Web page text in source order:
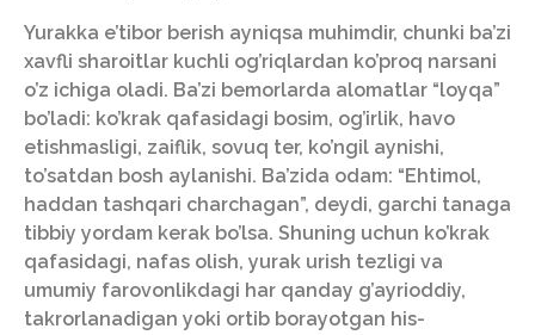
Yurakka e’tibor berish ayniqsa muhimdir, chunki ba’zi
xavfli sharoitlar kuchli og’riqlardan ko’proq narsani
o’z ichiga oladi. Ba’zi bemorlarda alomatlar “loyqa”
bo’ladi: ko’krak qafasidagi bosim, og’irlik, havo
etishmasligi, zaiflik, sovuq ter, ko’ngil aynishi,
to’satdan bosh aylanishi. Ba’zida odam: “Ehtimol,
haddan tashqari charchagan”, deydi, garchi tanaga
tibbiy yordam kerak bo’lsa. Shuning uchun ko’krak
qafasidagi, nafas olish, yurak urish tezligi va
umumiy farovonlikdagi har qanday g’ayrioddiy,
takrorlanadigan yoki ortib borayotgan his-